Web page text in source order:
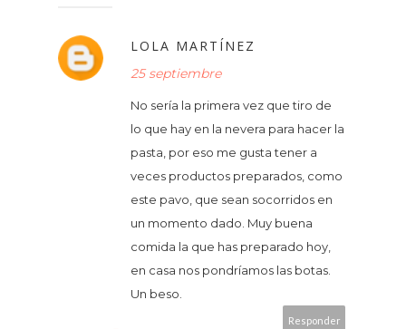
LOLA MARTÍNEZ
25 septiembre
No sería la primera vez que tiro de
lo que hay en la nevera para hacer la
pasta, por eso me gusta tener a
veces productos preparados, como
este pavo, que sean socorridos en
un momento dado. Muy buena
comida la que has preparado hoy,
en casa nos pondríamos las botas.
Un beso.
Responder